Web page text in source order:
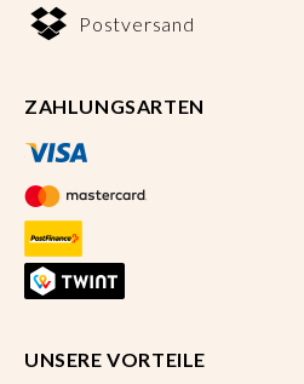
Postversand
ZAHLUNGSARTEN
UNSERE VORTEILE